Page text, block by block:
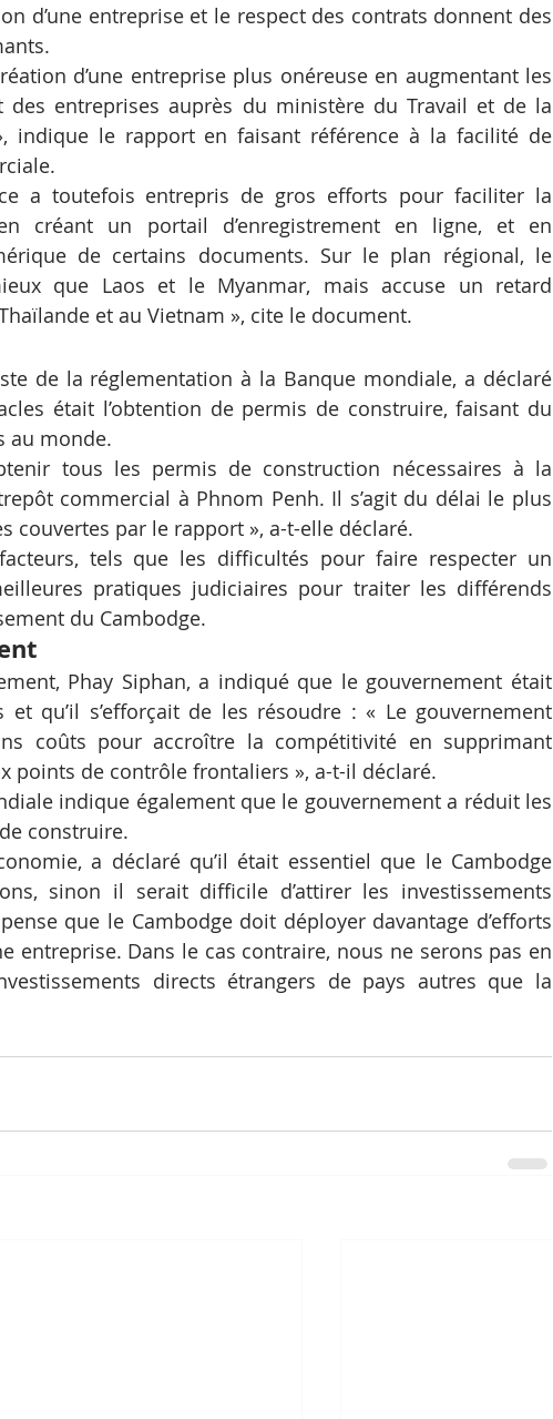
d’une entreprise et le respect des contrats donnent des
d’une entreprise plus onéreuse en augmentant les
des entreprises auprès du ministère du Travail et de la
indique le rapport en faisant référence à la facilité de
a toutefois entrepris de gros efforts pour faciliter la
créant un portail d’enregistrement en ligne, et en
de certains documents. Sur le plan régional, le
que Laos et le Myanmar, mais accuse un retard
et au Vietnam », cite le document.
de la réglementation à la Banque mondiale, a déclaré
était l’obtention de permis de construire, faisant du
au monde.
tous les permis de construction nécessaires à la
commercial à Phnom Penh. Il s’agit du délai le plus
couvertes par le rapport », a-t-elle déclaré.
tels que les difficultés pour faire respecter un
pratiques judiciaires pour traiter les différends
du Cambodge.
Phay Siphan, a indiqué que le gouvernement était
qu’il s’efforçait de les résoudre : « Le gouvernement
coûts pour accroître la compétitivité en supprimant
points de contrôle frontaliers », a-t-il déclaré.
indique également que le gouvernement a réduit les
construire.
a déclaré qu’il était essentiel que le Cambodge
sinon il serait difficile d’attirer les investissements
que le Cambodge doit déployer davantage d’efforts
entreprise. Dans le cas contraire, nous ne serons pas en
directs étrangers de pays autres que la